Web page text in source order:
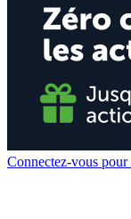
Connectez-vous